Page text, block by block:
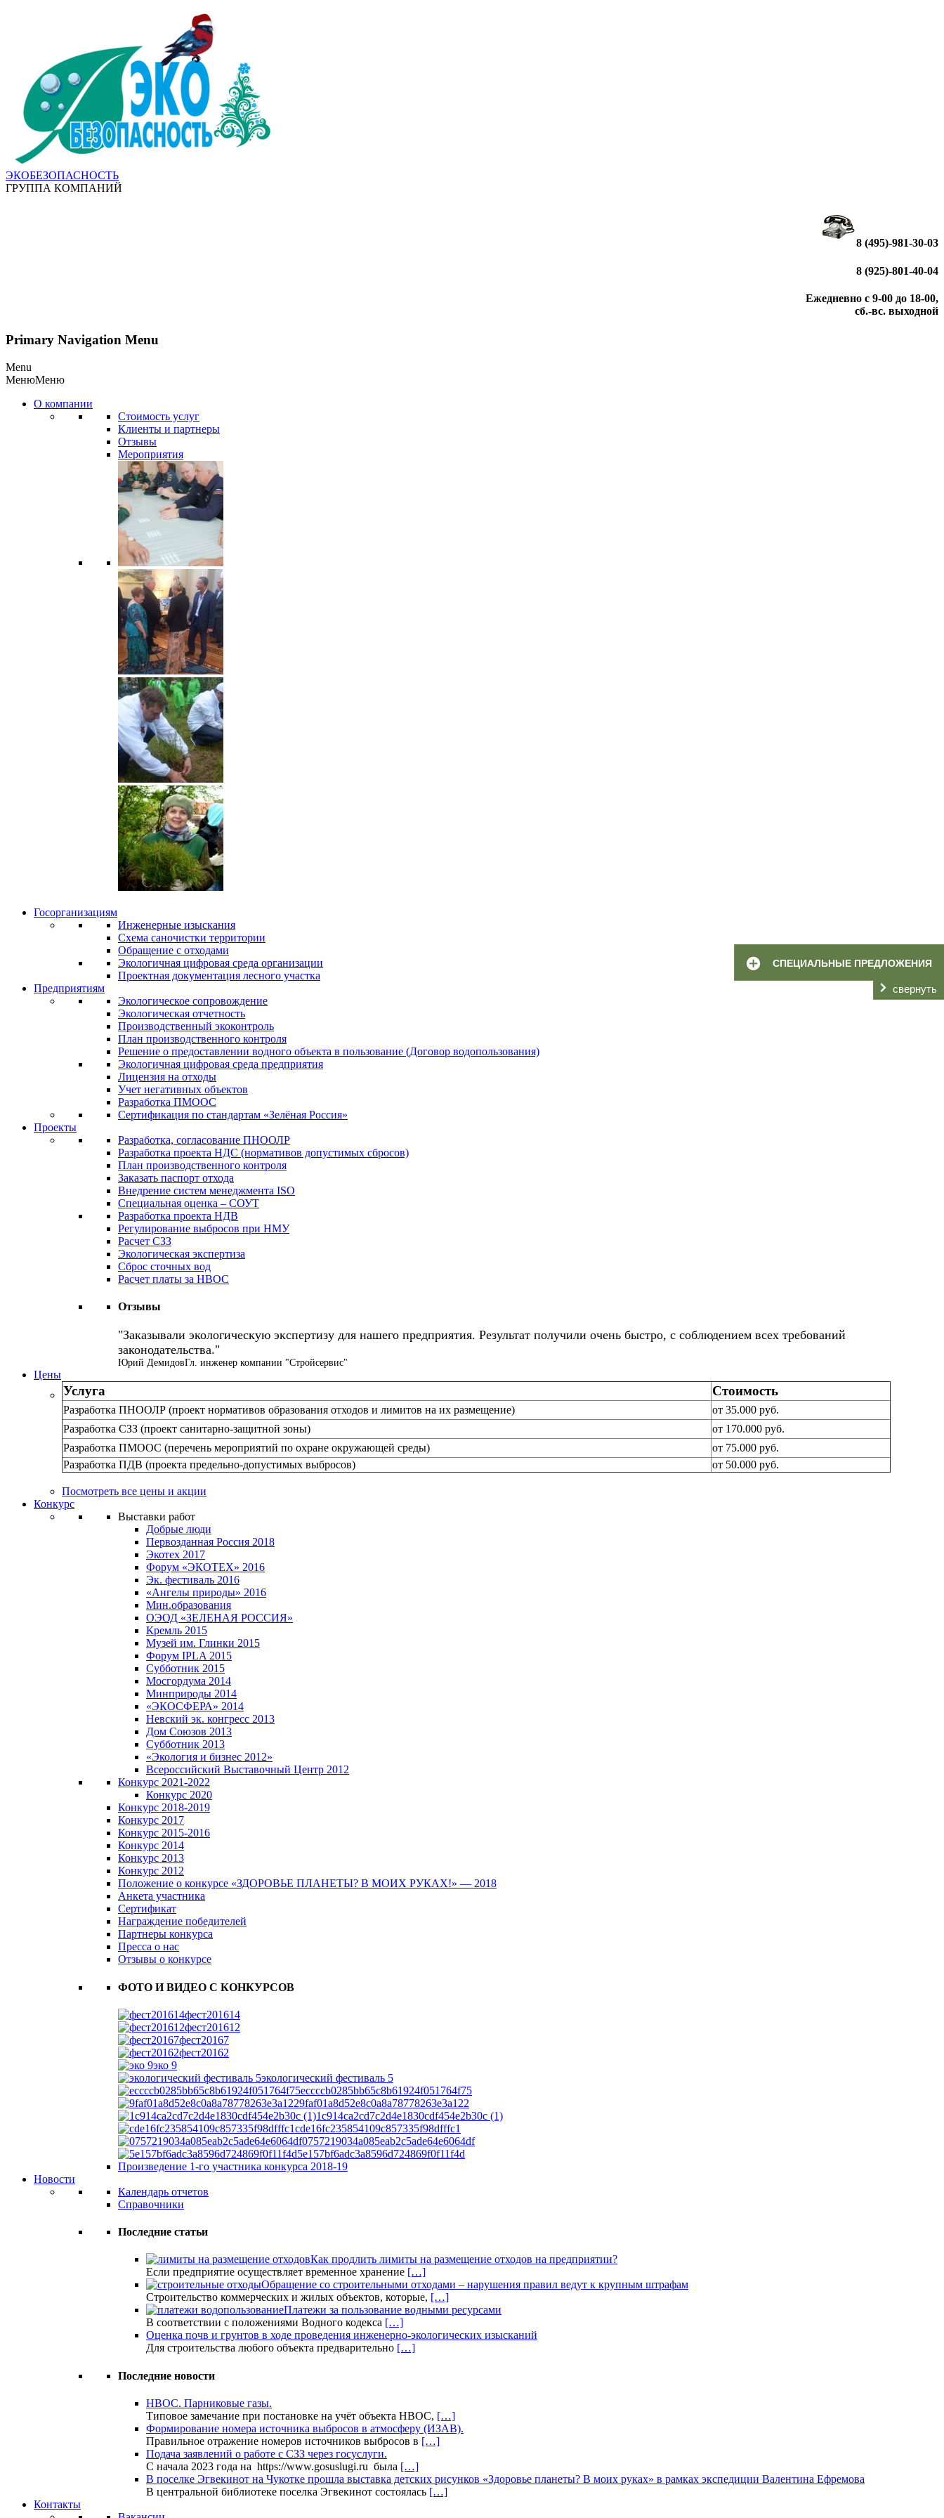
СПЕЦИАЛЬНЫЕ ПРЕДЛОЖЕНИЯ
свернуть
ЭКОБЕЗОПАСНОСТЬ
ГРУППА КОМПАНИЙ
8 (495)-981-30-03
8 (925)-801-40-04
Ежедневно с 9-00 до 18-00,
сб.-вс. выходной
Primary Navigation Menu
Menu
МенюМеню
О компании
Стоимость услуг
Клиенты и партнеры
Отзывы
Мероприятия
Госорганизациям
Инженерные изыскания
Схема саночистки территории
Обращение с отходами
Экологичная цифровая среда организации
Проектная документация лесного участка
Предприятиям
Экологическое сопровождение
Экологическая отчетность
Производственный экоконтроль
План производственного контроля
Решение о предоставлении водного объекта в пользование (Договор водопользования)
Экологичная цифровая среда предприятия
Лицензия на отходы
Учет негативных объектов
Разработка ПМООС
Сертификация по стандартам «Зелёная Россия»
Проекты
Разработка, согласование ПНООЛР
Разработка проекта НДС (нормативов допустимых сбросов)
План производственного контроля
Заказать паспорт отхода
Внедрение систем менеджмента ISO
Специальная оценка – СОУТ
Разработка проекта НДВ
Регулирование выбросов при НМУ
Расчет СЗЗ
Экологическая экспертиза
Сброс сточных вод
Расчет платы за НВОС
Отзывы
Заказывали экологическую экспертизу для нашего предприятия. Результат получили очень быстро, с соблюдением всех требований
законодательства.
Юрий ДемидовГл. инженер компании "Стройсервис"
Цены
Услуга Стоимость
Разработка ПНООЛР (проект нормативов образования отходов и лимитов на их размещение)
от 35.000 руб.
Разработка СЗЗ (проект санитарно-защитной зоны)
от 170.000 руб.
Разработка ПМООС (перечень мероприятий по охране окружающей среды)
от 75.000 руб.
Разработка ПДВ (проекта предельно-допустимых выбросов)
от 50.000 руб.
Посмотреть все цены и акции
Конкурс
Выставки работ
Добрые люди
Первозданная Россия 2018
Экотех 2017
Форум «ЭКОТЕХ» 2016
Эк. фестиваль 2016
«Ангелы природы» 2016
Мин.образования
ОЭОД «ЗЕЛЕНАЯ РОССИЯ»
Кремль 2015
Музей им. Глинки 2015
Форум IPLA 2015
Субботник 2015
Мосгордума 2014
Минприроды 2014
«ЭКОСФЕРА» 2014
Невский эк. конгресс 2013
Дом Союзов 2013
Субботник 2013
«Экология и бизнес 2012»
Всероссийский Выставочный Центр 2012
Конкурс 2021-2022
Конкурс 2020
Конкурс 2018-2019
Конкурс 2017
Конкурс 2015-2016
Конкурс 2014
Конкурс 2013
Конкурс 2012
Положение о конкурсе «ЗДОРОВЬЕ ПЛАНЕТЫ? В МОИХ РУКАХ!» — 2018
Анкета участника
Сертификат
Награждение победителей
Партнеры конкурса
Пресса о нас
Отзывы о конкурсе
ФОТО И ВИДЕО С КОНКУРСОВ
фест201614
фест201612
фест20167
фест20162
эко 9
экологический фестиваль 5
eccccb0285bb65c8b61924f051764f75
9faf01a8d52e8c0a8a78778263e3a122
1c914ca2cd7c2d4e1830cdf454e2b30c (1)
cde16fc235854109c857335f98dfffc1
0757219034a085eab2c5ade64e6064df
5e157bf6adc3a8596d724869f0f11f4d
Произведение 1-го участника конкурса 2018-19
Новости
Календарь отчетов
Справочники
Последние статьи
Как продлить лимиты на размещение отходов на предприятии?
Если предприятие осуществляет временное хранение […]
Обращение со строительными отходами – нарушения правил ведут к крупным штрафам
Строительство коммерческих и жилых объектов, которые, […]
Платежи за пользование водными ресурсами
В соответствии с положениями Водного кодекса […]
Оценка почв и грунтов в ходе проведения инженерно-экологических изысканий
Для строительства любого объекта предварительно […]
Последние новости
НВОС. Парниковые газы.
Типовое замечание при постановке на учёт объекта НВОС, […]
Формирование номера источника выбросов в атмосферу (ИЗАВ).
Правильное отражение номеров источников выбросов в […]
Подача заявлений о работе с СЗЗ через госуслуги.
С начала 2023 года на https://www.gosuslugi.ru была […]
В поселке Эгвекинот на Чукотке прошла выставка детских рисунков «Здоровье планеты? В моих руках» в рамках экспедиции Валентина Ефремова
В центральной библиотеке поселка Эгвекинот состоялась […]
Контакты